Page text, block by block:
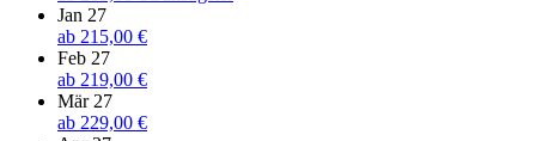
Jan 27
ab 215,00 €
Feb 27
ab 219,00 €
Mär 27
ab 229,00 €